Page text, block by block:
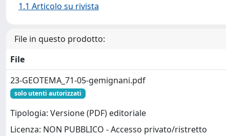
1.1 Articolo su rivista
File in questo prodotto:
File
23-GEOTEMA_71-05-gemignani.pdf
solo utenti autorizzati
Tipologia: Versione (PDF) editoriale
Licenza: NON PUBBLICO - Accesso privato/ristretto